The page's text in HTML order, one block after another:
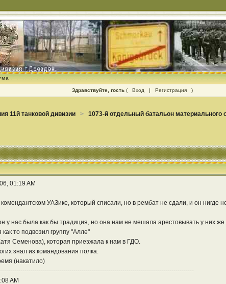
Здравствуйте, гость ( Вход | Регистрация )
11й танковой дивизии > 1073-й отдельный батальон материального
01:19 AM
УАЗике, который списали, но в рембат не сдали, и он нигде
у нас была как бы традиция, но она нам не мешала арестовывать у них
то подвозил группу "Алле"
Семенова), которая приезжала к нам в ГДО.
знал из командования полка.
(накатило)
AM